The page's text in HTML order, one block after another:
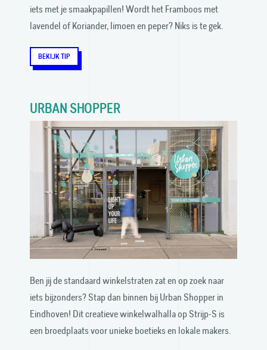
iets met je smaak­papillen! Wordt het Framboos met
lavendel of Koriander, limoen en peper? Niks is te gek.
BEKIJK TIP
URBAN SHOPPER
Ben jij de standaard winke­lstraten zat en op zoek naar
iets bijzonders? Stap dan binnen bij Urban Shopper in
Eindhoven! Dit creatieve winkel­walhalla op Strijp-S is
een broed­plaats voor unieke boetieks en lokale makers.